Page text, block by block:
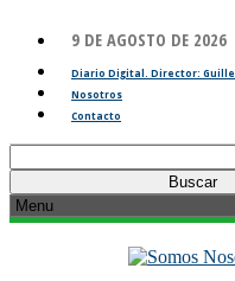
9 DE AGOSTO DE 2026
Diario Digital. Director:
Nosotros
Contacto